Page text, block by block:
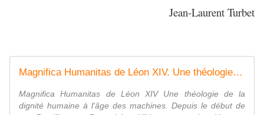
Jean-Laurent Turbet
Magnifica Humanitas de Léon XIV. Une théologie de la dignité humaine à l'âge des machines. - Le Blog des Spiritualités
Magnifica Humanitas de Léon XIV Une théologie de la
dignité humaine à l'âge des machines. Depuis le début de